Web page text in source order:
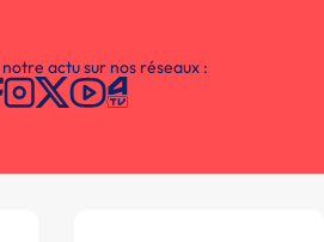
actu sur nos réseaux :